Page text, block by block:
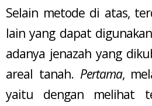
Selain metode di atas,
lain yang dapat
adanya jenazah yang
areal tanah. Pertama,
yaitu dengan melihat